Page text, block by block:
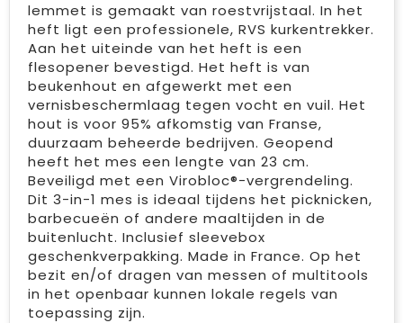
lemmet is gemaakt van roestvrijstaal. In het
heft ligt een professionele, RVS kurkentrekker.
Aan het uiteinde van het heft is een
flesopener bevestigd. Het heft is van
beukenhout en afgewerkt met een
vernisbeschermlaag tegen vocht en vuil. Het
hout is voor 95% afkomstig van Franse,
duurzaam beheerde bedrijven. Geopend
heeft het mes een lengte van 23 cm.
Beveiligd met een Virobloc®-vergrendeling.
Dit 3-in-1 mes is ideaal tijdens het picknicken,
barbecueën of andere maaltijden in de
buitenlucht. Inclusief sleevebox
geschenkverpakking. Made in France. Op het
bezit en/of dragen van messen of multitools
in het openbaar kunnen lokale regels van
toepassing zijn.